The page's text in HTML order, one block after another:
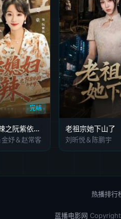
完结
八零媳妇有点辣之阮紫依的书中梦
妤＆赵常客
老祖宗她下山了
刘昕悦＆陈鹏宇
热播排行
蓝播电影网